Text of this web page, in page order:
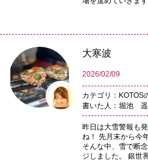
大寒波
2026/02/09
カテゴリ：KOTOS
書いた人：堀池 遥
昨日は大雪警報も
ね！ 先月末から今
そんな中、雪で断
ジしました。 銀世